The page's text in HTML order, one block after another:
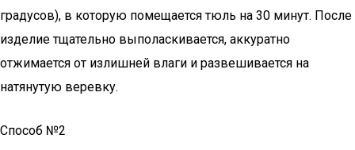
градусов), в которую помещается тюль на 30 минут. После
изделие тщательно выполаскивается, аккуратно
отжимается от излишней влаги и развешивается на
натянутую веревку.
Способ №2